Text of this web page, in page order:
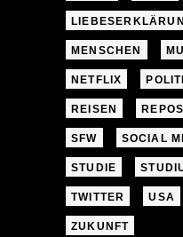
MENSCHEN
NETFLIX
REISEN
SFW SOCIAL
STUDIE
TWITTER USA
ZUKUNFT